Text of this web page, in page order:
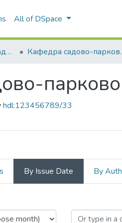
All of DSpace
Факультет лісового і садово-паркового господарства Кафедра
hdl:123456789/33
By Issue Date By
паркового